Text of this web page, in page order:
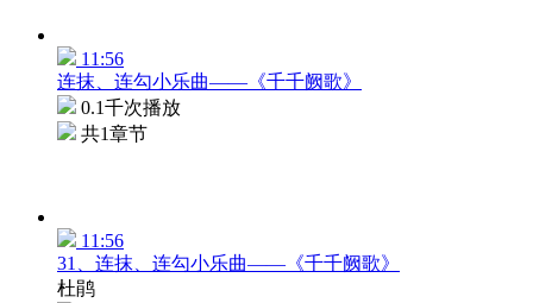
11:56
连抹、连勾小乐曲——《千千阙歌》
0.1千次播放
共1章节
11:56
31、连抹、连勾小乐曲——《千千阙歌》
杜鹃